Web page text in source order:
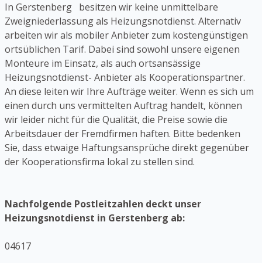
In Gerstenberg besitzen wir keine unmittelbare
Zweigniederlassung als Heizungsnotdienst. Alternativ
arbeiten wir als mobiler Anbieter zum kostengünstigen
ortsüblichen Tarif. Dabei sind sowohl unsere eigenen
Monteure im Einsatz, als auch ortsansässige
Heizungsnotdienst- Anbieter als Kooperationspartner.
An diese leiten wir Ihre Aufträge weiter. Wenn es sich um
einen durch uns vermittelten Auftrag handelt, können
wir leider nicht für die Qualität, die Preise sowie die
Arbeitsdauer der Fremdfirmen haften. Bitte bedenken
Sie, dass etwaige Haftungsansprüche direkt gegenüber
der Kooperationsfirma lokal zu stellen sind.
Nachfolgende Postleitzahlen deckt unser
Heizungsnotdienst in Gerstenberg ab:
04617